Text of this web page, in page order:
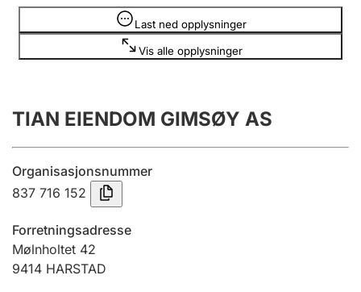
Registrere, endre, slette
Innsending og forsinkelsesgebyr
Tinglysing
Jeger
Last ned opplysninger
Vis alle opplysninger
Opplysninger er skjult
TIAN EIENDOM GIMSØY AS
Organisasjonsnummer
837 716 152
Forretningsadresse
Mølnholtet 42
9414 HARSTAD